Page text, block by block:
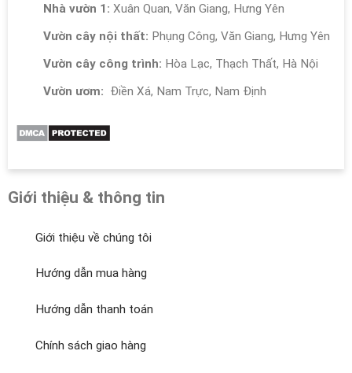
Nhà vườn 1: Xuân Quan, Văn Giang, Hưng Yên
Vườn cây nội thất: Phụng Công, Văn Giang, Hưng Yên
Vườn cây công trình: Hòa Lạc, Thạch Thất, Hà Nội
Vườn ươm: Điền Xá, Nam Trực, Nam Định
Giới thiệu & thông tin
Giới thiệu về chúng tôi
Hướng dẫn mua hàng
Hướng dẫn thanh toán
Chính sách giao hàng